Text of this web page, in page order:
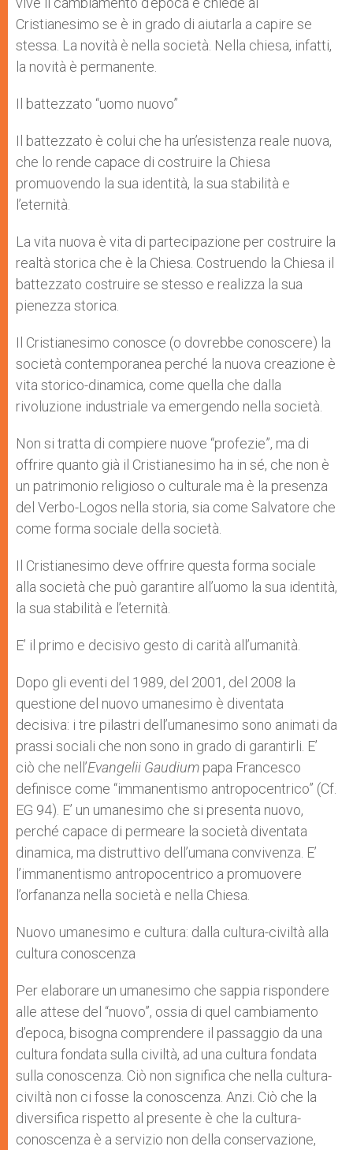
Cristianesimo se è in grado di aiutarla a capire se
stessa. La novità è nella società. Nella chiesa, infatti,
la novità è permanente.
Il battezzato “uomo nuovo”
Il battezzato è colui che ha un’esistenza reale nuova,
che lo rende capace di costruire la Chiesa
promuovendo la sua identità, la sua stabilità e
l’eternità.
La vita nuova è vita di partecipazione per costruire la
realtà storica che è la Chiesa. Costruendo la Chiesa il
battezzato costruire se stesso e realizza la sua
pienezza storica.
Il Cristianesimo conosce (o dovrebbe conoscere) la
società contemporanea perché la nuova creazione è
vita storico-dinamica, come quella che dalla
rivoluzione industriale va emergendo nella società.
Non si tratta di compiere nuove “profezie”, ma di
offrire quanto già il Cristianesimo ha in sé, che non è
un patrimonio religioso o culturale ma è la presenza
del Verbo-Logos nella storia, sia come Salvatore che
come forma sociale della società.
Il Cristianesimo deve offrire questa forma sociale
alla società che può garantire all’uomo la sua identità,
la sua stabilità e l’eternità.
E’ il primo e decisivo gesto di carità all’umanità.
Dopo gli eventi del 1989, del 2001, del 2008 la
questione del nuovo umanesimo è diventata
decisiva: i tre pilastri dell’umanesimo sono animati da
prassi sociali che non sono in grado di garantirli. E’
ciò che nell’Evangelii Gaudium papa Francesco
definisce come “immanentismo antropocentrico” (Cf.
EG 94). E’ un umanesimo che si presenta nuovo,
perché capace di permeare la società diventata
dinamica, ma distruttivo dell’umana convivenza. E’
l’immanentismo antropocentrico a promuovere
l’orfananza nella società e nella Chiesa.
Nuovo umanesimo e cultura: dalla cultura-civiltà alla
cultura conoscenza
Per elaborare un umanesimo che sappia rispondere
alle attese del “nuovo”, ossia di quel cambiamento
d’epoca, bisogna comprendere il passaggio da una
cultura fondata sulla civiltà, ad una cultura fondata
sulla conoscenza. Ciò non significa che nella cultura-
civiltà non ci fosse la conoscenza. Anzi. Ciò che la
diversifica rispetto al presente è che la cultura-
conoscenza è a servizio non della conservazione,